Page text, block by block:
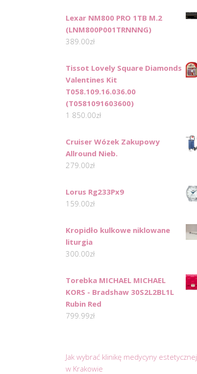
Lexar NM800 PRO 1TB M.2
(LNM800P001TRNNNG)
389.00zł
Tissot Lovely Square Diamonds
Valentines Kit
T058.109.16.036.00
(T0581091603600)
1 850.00zł
Cruiser Wózek Zakupowy
Allround Nieb.
279.00zł
Lorus Rg233Px9
159.00zł
Kropidło kulkowe niklowane
liturgia
300.00zł
Torebka MICHAEL MICHAEL
KORS - Bradshaw 30S2L2BL1L
Rubin Red
799.99zł
Jak wybrać klinikę medycyny estetycznej
w Krakowie